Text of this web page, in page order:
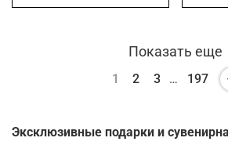
Показать еще
1 2 3 … 197
Эксклюзивные подарки и